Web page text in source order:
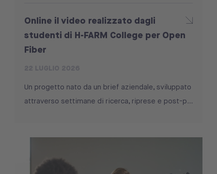
Online il video realizzato dagli
studenti di H-FARM College per Open
Fiber
Un progetto nato da un brief aziendale, sviluppato
attraverso settimane di ricerca, riprese e post-p...